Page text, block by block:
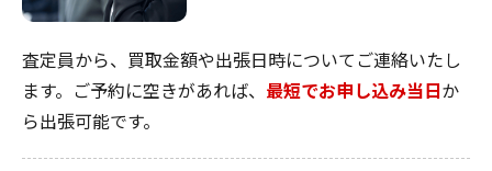
査定員から、買取金額や出張日時についてご連絡いたし
ます。ご予約に空きがあれば、 最短でお申し込み当日か
ら出張可能です。